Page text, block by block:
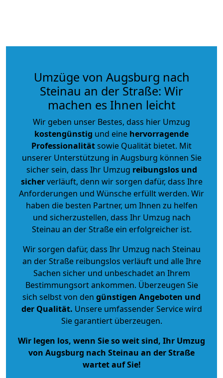
Umzüge von Augsburg nach
Steinau an der Straße: Wir
machen es Ihnen leicht
Wir geben unser Bestes, dass hier Umzug
kostengünstig und eine hervorragende
Professionalitätsowie Qualität bietet. Mit
unserer Unterstützung in Augsburg können Sie
sicher sein, dass Ihr Umzug reibungslos und
sicherverläuft, denn wir sorgen dafür, dass Ihre
Anforderungen und Wünsche erfüllt werden. Wir
haben die besten Partner, um Ihnen zu helfen
und sicherzustellen, dass Ihr Umzug nach
Steinau an der Straße ein erfolgreicher ist.
Wir sorgen dafür, dass Ihr Umzug nach Steinau
an der Straße reibungslos verläuft und alle Ihre
Sachen sicher und unbeschadet an Ihrem
Bestimmungsort ankommen. Überzeugen Sie
sich selbst von den günstigen Angeboten und
der Qualität. Unsere umfassender Service wird
Sie garantiert überzeugen.
Wir legen los, wenn Sie so weit sind, Ihr Umzug
von Augsburg nach Steinau an der Straße
wartet auf Sie!